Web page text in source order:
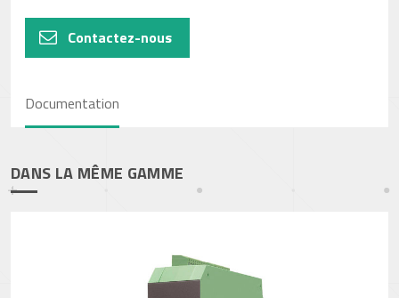
Contactez-nous
Documentation
DANS LA MÊME GAMME